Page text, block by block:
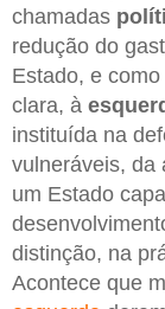
chamadas
redução do
Estado, e
clara, à
instituída na
vulneráveis, da
um Estado
distinção, na
Acontece que